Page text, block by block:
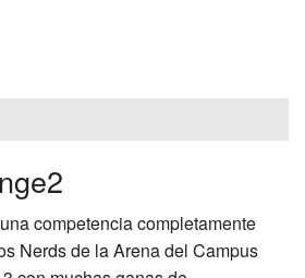
competencia completamente
Nerds de la Arena del Campus